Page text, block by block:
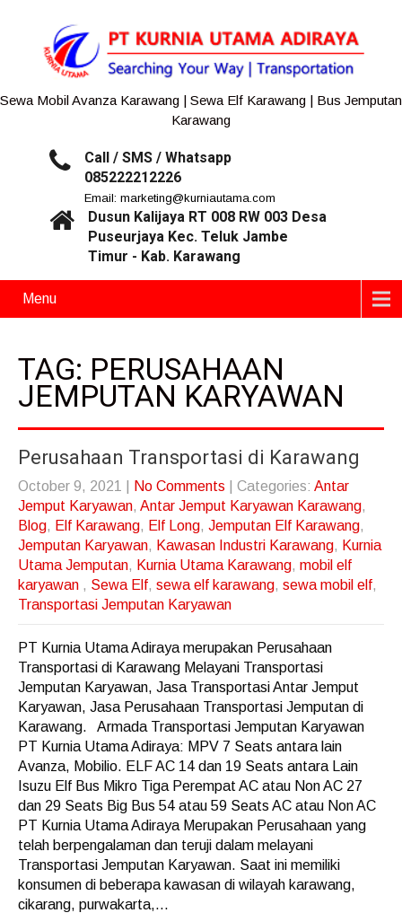
Sewa Mobil Avanza Karawang | Sewa Elf Karawang | Bus Jemputan
Karawang
Call / SMS / Whatsapp
085222212226
Email: marketing@kurniautama.com
Dusun Kalijaya RT 008 RW 003 Desa
Puseurjaya Kec. Teluk Jambe
Timur - Kab. Karawang
Menu
TAG: PERUSAHAAN
JEMPUTAN KARYAWAN
Perusahaan Transportasi di Karawang
October 9, 2021 No Comments | Categories: Antar
Jemput Karyawan, Antar Jemput Karyawan Karawang,
Blog, Elf Karawang, Elf Long, Jemputan Elf Karawang,
Jemputan Karyawan, Kawasan Industri Karawang, Kurnia
Utama Jemputan, Kurnia Utama Karawang, mobil elf
karyawan , Sewa Elf, sewa elf karawang, sewa mobil elf,
Transportasi Jemputan Karyawan
PT Kurnia Utama Adiraya merupakan Perusahaan
Transportasi di Karawang Melayani Transportasi
Jemputan Karyawan, Jasa Transportasi Antar Jemput
Karyawan, Jasa Perusahaan Transportasi Jemputan di
Karawang. Armada Transportasi Jemputan Karyawan
PT Kurnia Utama Adiraya: MPV 7 Seats antara lain
Avanza, Mobilio. ELF AC 14 dan 19 Seats antara Lain
Isuzu Elf Bus Mikro Tiga Perempat AC atau Non AC 27
dan 29 Seats Big Bus 54 atau 59 Seats AC atau Non AC
PT Kurnia Utama Adiraya Merupakan Perusahaan yang
telah berpengalaman dan teruji dalam melayani
Transportasi Jemputan Karyawan. Saat ini memiliki
konsumen di beberapa kawasan di wilayah karawang,
cikarang, purwakarta,...